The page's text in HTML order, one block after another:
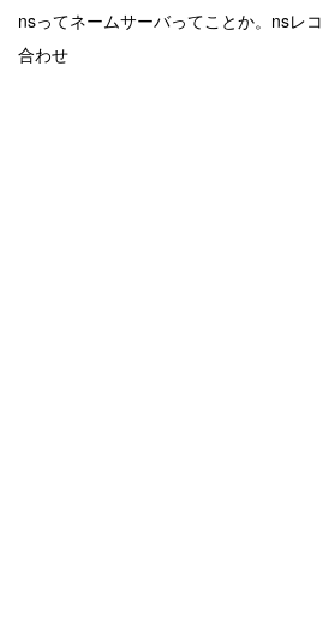
nsってネームサーバってことか。nsレ
合わせ